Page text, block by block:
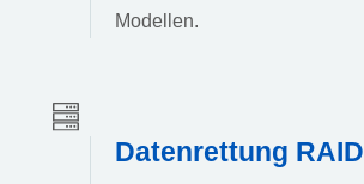
Modellen.
Datenrettung RAID